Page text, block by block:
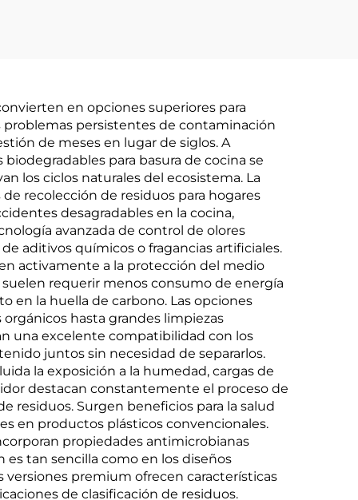
en opciones superiores para
problemas persistentes de contaminación
de meses en lugar de siglos. A
para basura de cocina se
los ciclos naturales del ecosistema. La
recolección de residuos para hogares
desagradables en la cocina,
avanzada de control de olores
aditivos químicos o fragancias artificiales.
activamente a la protección del medio
requerir menos consumo de energía
en la huella de carbono. Las opciones
hasta grandes limpiezas
una excelente compatibilidad con los
juntos sin necesidad de separarlos.
la exposición a la humedad, cargas de
destacan constantemente el proceso de
residuos. Surgen beneficios para la salud
en productos plásticos convencionales.
propiedades antimicrobianas
tan sencilla como en los diseños
versiones premium ofrecen características
de clasificación de residuos.